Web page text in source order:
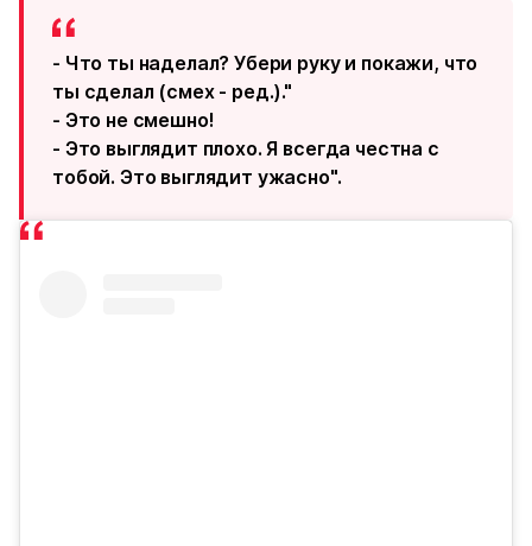
- Что ты наделал? Убери руку и покажи, что
ты сделал (смех - ред.)."
- Это не смешно!
- Это выглядит плохо. Я всегда честна с
тобой. Это выглядит ужасно".